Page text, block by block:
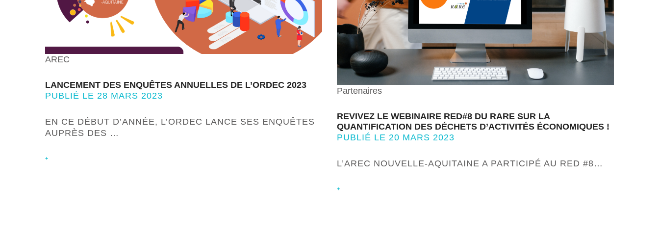
AREC
LANCEMENT DES ENQUÊTES ANNUELLES DE L’ORDEC 2023
PUBLIÉ LE 28 MARS 2023
EN CE DÉBUT D’ANNÉE, L’ORDEC LANCE SES ENQUÊTES
AUPRÈS DES …
+
Partenaires
REVIVEZ LE WEBINAIRE RED#8 DU RARE SUR LA
QUANTIFICATION DES DÉCHETS D’ACTIVITÉS ÉCONOMIQUES !
PUBLIÉ LE 20 MARS 2023
L’AREC NOUVELLE-AQUITAINE A PARTICIPÉ AU RED #8…
+